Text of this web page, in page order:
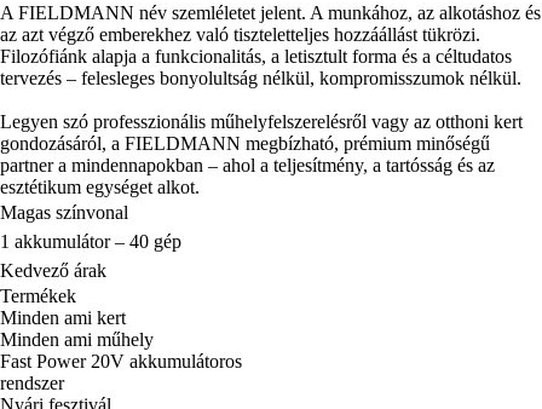
A FIELDMANN név szemléletet jelent. A munkához, az alkotáshoz és
az azt végző emberekhez való tiszteletteljes hozzáállást tükrözi.
Filozófiánk alapja a funkcionalitás, a letisztult forma és a céltudatos
tervezés – felesleges bonyolultság nélkül, kompromisszumok nélkül.
Legyen szó professzionális műhelyfelszerelésről vagy az otthoni kert
gondozásáról, a FIELDMANN megbízható, prémium minőségű
partner a mindennapokban – ahol a teljesítmény, a tartósság és az
esztétikum egységet alkot.
Magas színvonal
1 akkumulátor – 40 gép
Kedvező árak
Termékek
Minden ami kert
Minden ami műhely
Fast Power 20V akkumulátoros
rendszer
Nyári fesztivál